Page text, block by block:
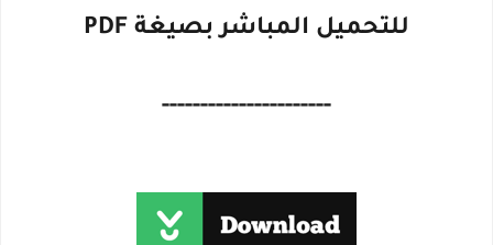
للتحميل المباشر بصيغة PDF
----------------------